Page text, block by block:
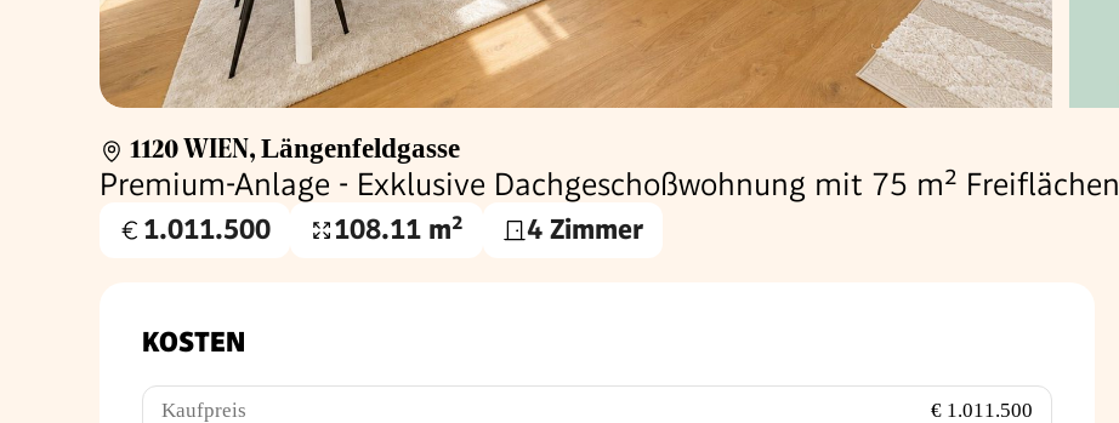
1120 WIEN, Längenfeldgasse
Premium-Anlage - Exklusive Dachgeschoßwohnung mit 75 m² Freiflächen
Kaufpreis
1.011.500
Wohnfläche
108.11 m² 4 Zimmer
KOSTEN
Kaufpreis € 1.011.500